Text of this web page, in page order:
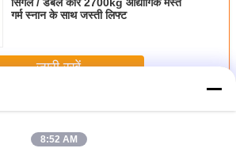
गर्म स्नान के साथ जस्ती लिफ्ट
जारी रखें
8:52 AM